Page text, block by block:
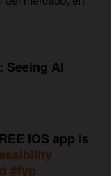
Seeing AI
iOS app is
#fyp